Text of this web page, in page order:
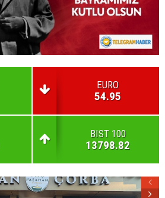
EURO
54.95
BIST 100
13798.82